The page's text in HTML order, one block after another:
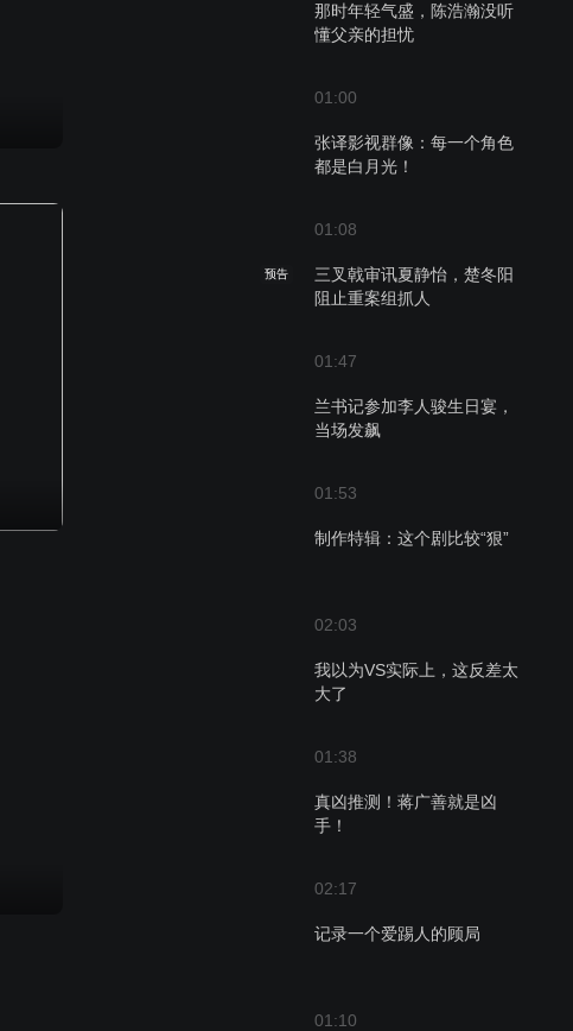
那时年轻气盛，陈浩瀚没听
懂父亲的担忧
01:00
张译影视群像：每一个角色
都是白月光！
01:08
预告
三叉戟审讯夏静怡，楚冬阳
阻止重案组抓人
01:47
兰书记参加李人骏生日宴，
当场发飙
01:53
制作特辑：这个剧比较“狠”
02:03
我以为VS实际上，这反差太
大了
01:38
真凶推测！蒋广善就是凶
手！
02:17
记录一个爱踢人的顾局
01:10